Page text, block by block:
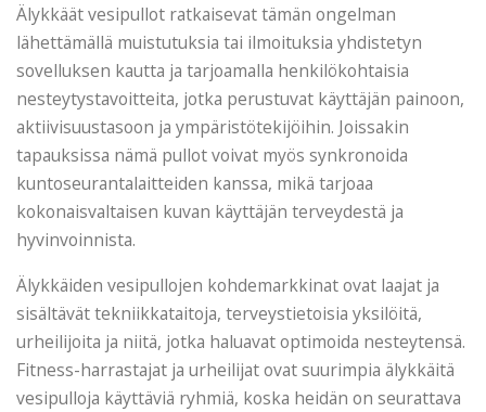
Älykkäät vesipullot ratkaisevat tämän ongelman
lähettämällä muistutuksia tai ilmoituksia yhdistetyn
sovelluksen kautta ja tarjoamalla henkilökohtaisia ​​
nesteytystavoitteita, jotka perustuvat käyttäjän painoon,
aktiivisuustasoon ja ympäristötekijöihin. Joissakin
tapauksissa nämä pullot voivat myös synkronoida
kuntoseurantalaitteiden kanssa, mikä tarjoaa
kokonaisvaltaisen kuvan käyttäjän terveydestä ja
hyvinvoinnista.
Älykkäiden vesipullojen kohdemarkkinat ovat laajat ja
sisältävät tekniikkataitoja, terveystietoisia yksilöitä,
urheilijoita ja niitä, jotka haluavat optimoida nesteytensä.
Fitness-harrastajat ja urheilijat ovat suurimpia älykkäitä
vesipulloja käyttäviä ryhmiä, koska heidän on seurattava